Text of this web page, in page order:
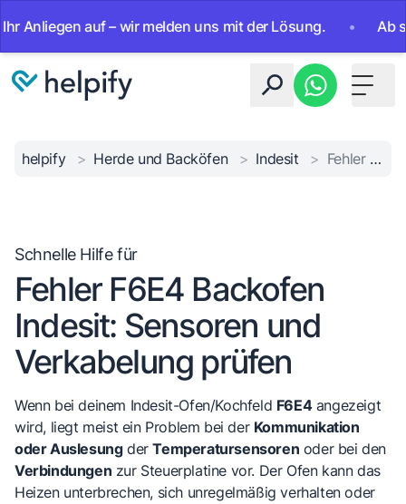
auf – wir melden uns mit der Lösung. • Ab
Toggle
helpify > Herde und Backöfen > Indesit > Fehler F6E4 Indesit
Schnelle Hilfe für
Fehler F6E4 Backofen
Indesit: Sensoren und
Verkabelung prüfen
Wenn bei deinem Indesit-Ofen/Kochfeld F6E4angezeigt
wird, liegt meist ein Problem bei der Kommunikation
oder AuslesungderTemperatursensoren oder bei den
Verbindungen zur Steuerplatine vor. Der Ofen kann das
Heizen unterbrechen, sich unregelmäßig verhalten oder